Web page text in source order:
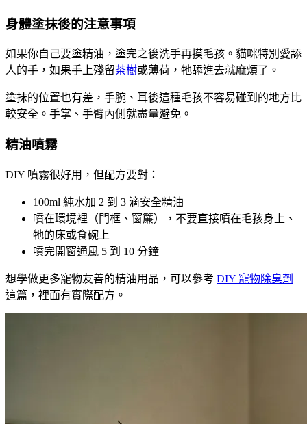
身體塗抹後的注意事項
如果你自己要塗精油，塗完之後洗手再摸毛孩。貓咪特別愛舔
人的手，如果手上殘留茶樹或薄荷，牠舔進去就麻煩了。
塗抹的位置也有差，手腕、耳後這種毛孩不容易碰到的地方比
較安全。手掌、手臂內側就盡量避免。
精油噴霧
DIY 噴霧很好用，但配方要對：
100ml 純水加 2 到 3 滴安全精油
噴在環境裡（門框、窗簾），不要直接噴在毛孩身上、
牠的床或食碗上
噴完開窗通風 5 到 10 分鐘
想學做更多寵物友善的精油用品，可以參考 DIY 寵物除臭劑
這篇，裡面有實際配方。